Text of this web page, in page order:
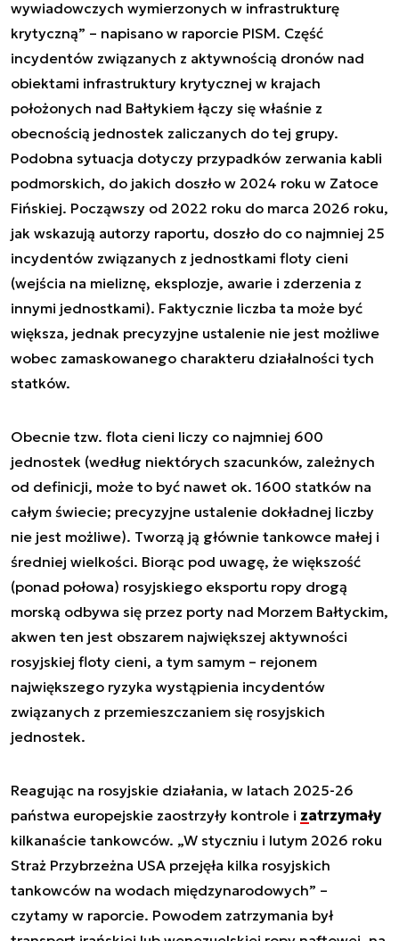
wywiadowczych wymierzonych w infrastrukturę
krytyczną” – napisano w raporcie PISM. Część
incydentów związanych z aktywnością dronów nad
obiektami infrastruktury krytycznej w krajach
położonych nad Bałtykiem łączy się właśnie z
obecnością jednostek zaliczanych do tej grupy.
Podobna sytuacja dotyczy przypadków zerwania kabli
podmorskich, do jakich doszło w 2024 roku w Zatoce
Fińskiej. Począwszy od 2022 roku do marca 2026 roku,
jak wskazują autorzy raportu, doszło do co najmniej 25
incydentów związanych z jednostkami floty cieni
(wejścia na mieliznę, eksplozje, awarie i zderzenia z
innymi jednostkami). Faktycznie liczba ta może być
większa, jednak precyzyjne ustalenie nie jest możliwe
wobec zamaskowanego charakteru działalności tych
statków.
Obecnie tzw. flota cieni liczy co najmniej 600
jednostek (według niektórych szacunków, zależnych
od definicji, może to być nawet ok. 1600 statków na
całym świecie; precyzyjne ustalenie dokładnej liczby
nie jest możliwe). Tworzą ją głównie tankowce małej i
średniej wielkości. Biorąc pod uwagę, że większość
(ponad połowa) rosyjskiego eksportu ropy drogą
morską odbywa się przez porty nad Morzem Bałtyckim,
akwen ten jest obszarem największej aktywności
rosyjskiej floty cieni, a tym samym – rejonem
największego ryzyka wystąpienia incydentów
związanych z przemieszczaniem się rosyjskich
jednostek.
Reagując na rosyjskie działania, w latach 2025-26
państwa europejskie zaostrzyły kontrole i zatrzymały
kilkanaście tankowców. „W styczniu i lutym 2026 roku
Straż Przybrzeżna USA przejęła kilka rosyjskich
tankowców na wodach międzynarodowych” –
czytamy w raporcie. Powodem zatrzymania był